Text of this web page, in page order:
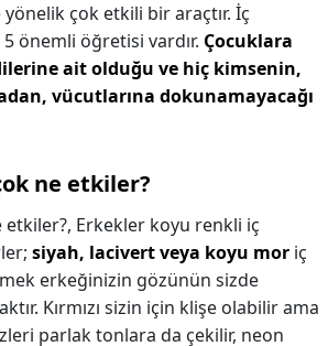
çok etkili bir araçtır. İç
5 önemli öğretisi vardır. Çocuklara
ait olduğu ve hiç kimsenin,
vücutlarına dokunamayacağı
ne etkiler?
etkiler?, Erkekler koyu renkli iç
siyah, lacivert veya koyu mor iç
erkeğinizin gözünün sizde
Kırmızı sizin için klişe olabilir ama
parlak tonlara da çekilir, neon